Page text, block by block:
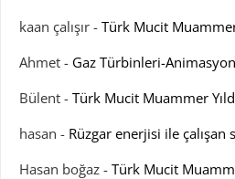
kaan çalışır - Türk Mucit Muammer
Ahmet - Gaz Türbinleri-
Bülent - Türk Mucit Muammer
hasan - Rüzgar enerjisi ile çalışan
Hasan boğaz - Türk Mucit